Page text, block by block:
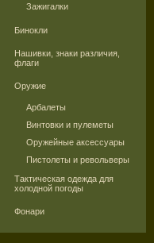
Зажигалки
Бинокли
Нашивки, знаки различия,
флаги
Оружие
Арбалеты
Винтовки и пулеметы
Оружейные аксессуары
Пистолеты и револьверы
Тактическая одежда для
холодной погоды
Фонари